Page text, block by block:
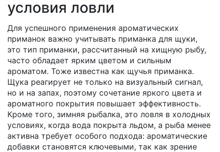
условия ловли
Для успешного применения ароматических
приманок важно учитывать приманка для щуки,
это тип приманки, рассчитанный на хищную рыбу,
часто обладает ярким цветом и сильным
ароматом. Тоже известна как щучья приманка.
Щука реагирует не только на визуальный сигнал,
но и на запах, поэтому сочетание яркого цвета и
ароматного покрытия повышает эффективность.
Кроме того, зимняя рыбалка, это ловля в холодных
условиях, когда вода покрыта льдом, а рыба менее
активна требует особого подхода: ароматические
добавки становятся ключевыми, так как зрение